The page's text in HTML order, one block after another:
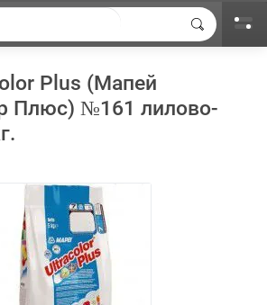
Plus (Мапей
Плюс) №161 лилово-